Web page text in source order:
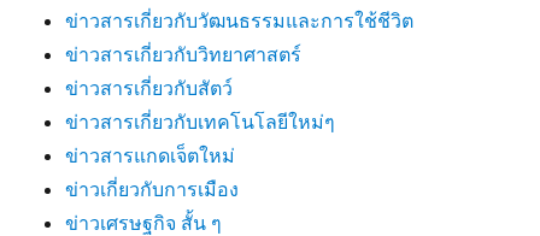
ข่าวสารเกี่ยวกับวัฒนธรรมและการใช้ชีวิต
ข่าวสารเกี่ยวกับวิทยาศาสตร์
ข่าวสารเกี่ยวกับสัตว์
ข่าวสารเกี่ยวกับเทคโนโลยีใหม่ๆ
ข่าวสารแกดเจ็ตใหม่
ข่าวเกี่ยวกับการเมือง
ข่าวเศรษฐกิจ สั้น ๆ